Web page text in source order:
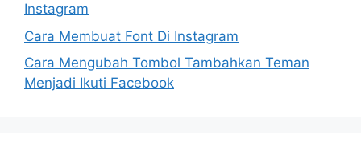
Instagram
Cara Membuat Font Di Instagram
Cara Mengubah Tombol Tambahkan Teman
Menjadi Ikuti Facebook